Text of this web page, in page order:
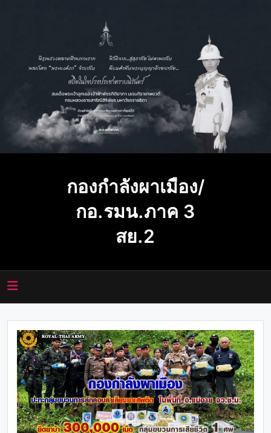
กองกำลังผาเมือง/
กอ.รมน.ภาค 3
สย.2